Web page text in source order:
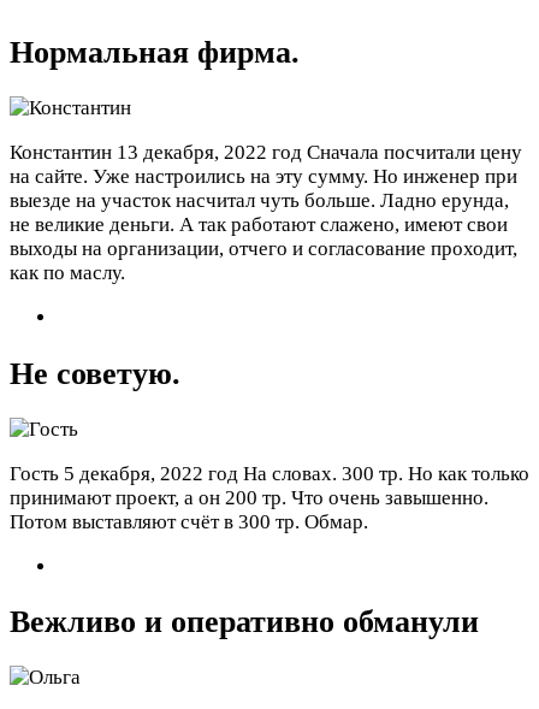
Нормальная фирма.
Константин 13 декабря, 2022 год Сначала посчитали цену
на сайте. Уже настроились на эту сумму. Но инженер при
выезде на участок насчитал чуть больше. Ладно ерунда,
не великие деньги. А так работают слажено, имеют свои
выходы на организации, отчего и согласование проходит,
как по маслу.
Не советую.
Гость 5 декабря, 2022 год На словах. 300 тр. Но как только
принимают проект, а он 200 тр. Что очень завышенно.
Потом выставляют счёт в 300 тр. Обмар.
Вежливо и оперативно обманули